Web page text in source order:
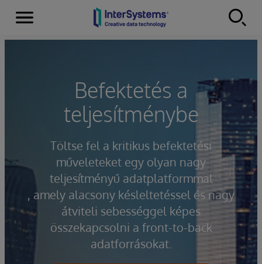
Skip to content
Menu
Befektetés a
teljesítménybe
Töltse fel a kritikus befektetési
műveleteket egy olyan nagy
teljesítményű adatplatformmal
, amely alacsony késleltetéssel és nagy
átviteli sebességgel képes
összekapcsolni a front-to-back
adatforrásokat.